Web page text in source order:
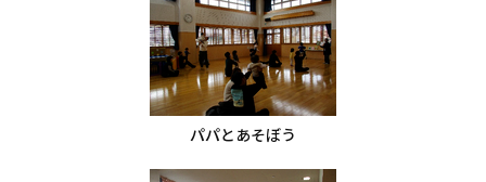
パパとあそぼう